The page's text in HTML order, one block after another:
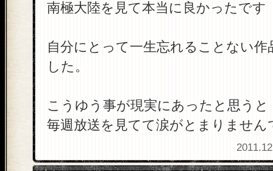
南極大陸を見て本当に良かったです
自分にとって一生忘れることない作
した。
こうゆう事が現実にあったと思うと
毎週放送を見てて涙がとまりません